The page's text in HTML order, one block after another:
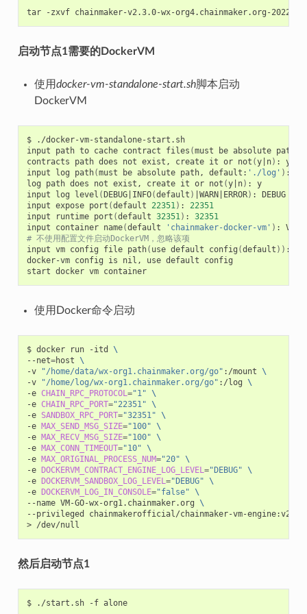
tar -zxvf
启动节点1需要的DockerVM
使用docker-vm-standalone-start.sh脚本启动
DockerVM
$
./docker-vm-standalone-start.sh
input
path to cache contract files (must be absolute path,
contracts
path does not exist, create it or not (y| n) :
y
input
log path(must be absolute path, default: './log' ) :
log
path does not exist, create it or not (y| n) :
y
input
log level (DEBUG| INFO(default ) WARN| ERROR) :
DEBUG
input expose port (default 22351 ) :
22351
input
runtime port (default 32351 ) :
32351
input
container name(default 'chainmaker-docker-vm' ) :
# 不使用配置文件启动DockerVM，忽略该项
input vm config file path( use default config (default )) :
docker-vm config is nil, use default
config
start docker vm container
使用Docker命令启动
$ docker run -itd
\
--net=host
\
-v
"/home/data/wx-org1.chainmaker.org/go" :/mount
\
-v
"/home/log/wx-org1.chainmaker.org/go" :/log
\
-e CHAIN_RPC_PROTOCOL ="1"
\
-e CHAIN_RPC_PORT="22351"
\
-e SANDBOX_RPC_PORT="32351"
\
-e MAX_SEND_MSG_SIZE="100"
\
-e MAX_RECV_MSG_SIZE="100"
\
-e MAX_CONN_TIMEOUT="10"
\
-e MAX_ORIGINAL_PROCESS_NUM="20"
\
-e DOCKERVM_CONTRACT_ENGINE_LOG_LEVEL ="DEBUG"
\
-e DOCKERVM_SANDBOX_LOG_LEVEL ="DEBUG"
\
-e DOCKERVM_LOG_IN_CONSOLE="false"
\
--name VM-GO-wx-org1.chainmaker.org
\
--privileged
chainmakerofficial/chainmaker-vm-
>
然后启动节点1
$ ./start.sh -f alone